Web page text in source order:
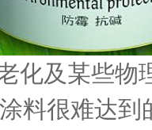
及某些物
料很难达